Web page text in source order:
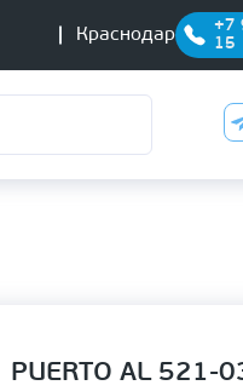
Краснодар
+7
15
PUERTO AL 521-